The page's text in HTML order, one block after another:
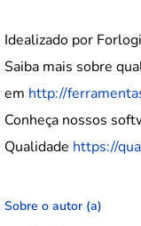
Idealizado por
Saiba mais sobre
em http://
Conheça nossos
Qualidade https://
Sobre o autor (a)